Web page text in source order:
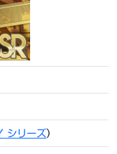
シリーズ）